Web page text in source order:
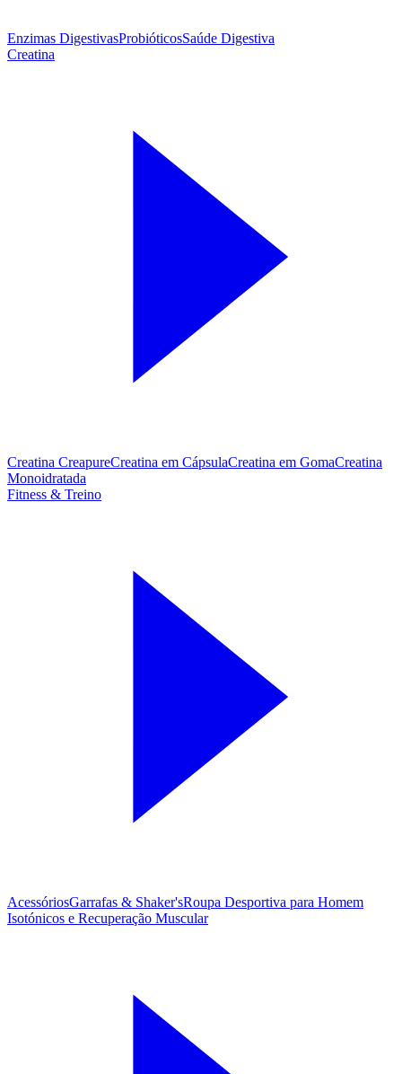
Enzimas DigestivasProbióticosSaúde Digestiva
Creatina
Creatina CreapureCreatina em CápsulaCreatina em GomaCreatina
Monoidratada
Fitness & Treino
AcessóriosGarrafas & Shaker'sRoupa Desportiva para Homem
Isotónicos e Recuperação Muscular